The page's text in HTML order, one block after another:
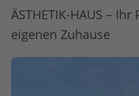
ÄSTHETIK-HAUS –
eigenen Zuhause